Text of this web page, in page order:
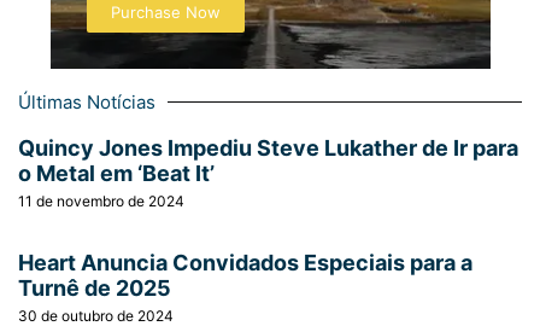
Purchase Now
Últimas Notícias
Quincy Jones Impediu Steve Lukather de Ir para
o Metal em ‘Beat It’
11 de novembro de 2024
Heart Anuncia Convidados Especiais para a
Turnê de 2025
30 de outubro de 2024